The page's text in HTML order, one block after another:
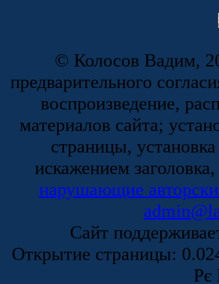
© Колосов Вадим,
предварительного
воспроизведение,
материалов сайта;
страницы,
искажением
нарушающие
Сайт
Открытие страницы:
Рє